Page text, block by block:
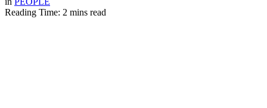
Reading Time: 2 mins read